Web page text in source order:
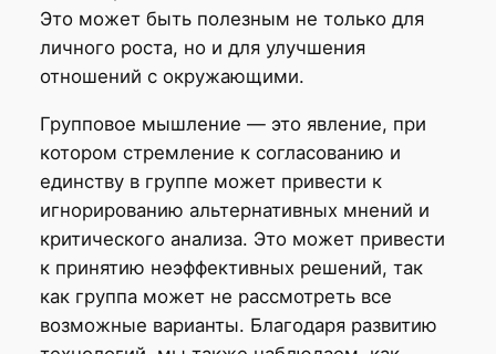
Это может быть полезным не только для
личного роста, но и для улучшения
отношений с окружающими.
Групповое мышление — это явление, при
котором стремление к согласованию и
единству в группе может привести к
игнорированию альтернативных мнений и
критического анализа. Это может привести
к принятию неэффективных решений, так
как группа может не рассмотреть все
возможные варианты. Благодаря развитию